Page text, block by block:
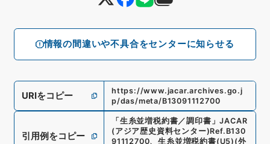
情報の間違いや不具合をセンターに知らせる
URIをコピー
https://www.jacar.archives.go.j
p/das/meta/B13091112700
引用例をコピー
「 生糸並増税約書／調印書 」JACAR
(アジア歴史資料センター)Ref. B130
91112700、生糸並増税約書(U5) (外